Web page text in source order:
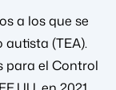
a los que se
(TEA).
para el Control